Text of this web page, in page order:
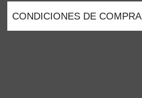
CONDICIONES DE COMPRA